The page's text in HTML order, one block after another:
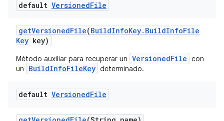
default VersionedFile
getVersionedFile(BuildInfoKey. BuildInfoFile
Key key)
Método auxiliar para recuperar un VersionedFile con
un
BuildInfoFileKey determinado.
default VersionedFile